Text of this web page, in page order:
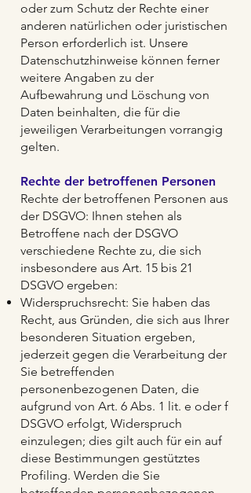
oder zum Schutz der Rechte einer
anderen natürlichen oder juristischen
Person erforderlich ist. Unsere
Datenschutzhinweise können ferner
weitere Angaben zu der
Aufbewahrung und Löschung von
Daten beinhalten, die für die
jeweiligen Verarbeitungen vorrangig
gelten.
Rechte der betroffenen Personen
Rechte der betroffenen Personen aus
der DSGVO: Ihnen stehen als
Betroffene nach der DSGVO
verschiedene Rechte zu, die sich
insbesondere aus Art. 15 bis 21
DSGVO ergeben:
Widerspruchsrecht: Sie haben das
Recht, aus Gründen, die sich aus Ihrer
besonderen Situation ergeben,
jederzeit gegen die Verarbeitung der
Sie betreffenden
personenbezogenen Daten, die
aufgrund von Art. 6 Abs. 1 lit. e oder f
DSGVO erfolgt, Widerspruch
einzulegen; dies gilt auch für ein auf
diese Bestimmungen gestütztes
Profiling. Werden die Sie